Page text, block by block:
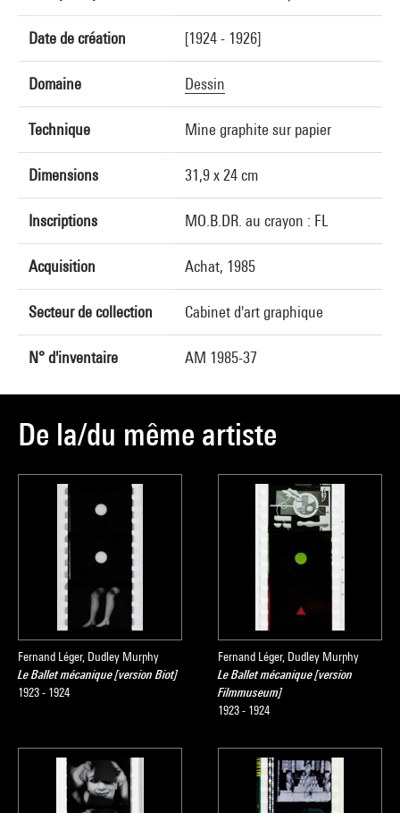
Date de création [1924 - 1926]
Domaine Dessin
Technique Mine graphite sur papier
Dimensions 31,9 x 24 cm
Inscriptions MO.B.DR. au crayon : FL
Acquisition Achat, 1985
Secteur de collection Cabinet d'art graphique
N° d'inventaire AM 1985-37
De la/du même artiste
Fernand Léger, Dudley Murphy
Le Ballet mécanique [version Biot]
1923 - 1924
Fernand Léger, Dudley Murphy
Le Ballet mécanique [version
Filmmuseum]
1923 - 1924